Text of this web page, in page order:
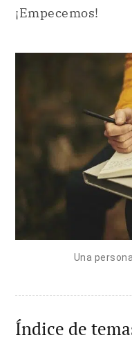
¡Empecemos!
Una
Índice de